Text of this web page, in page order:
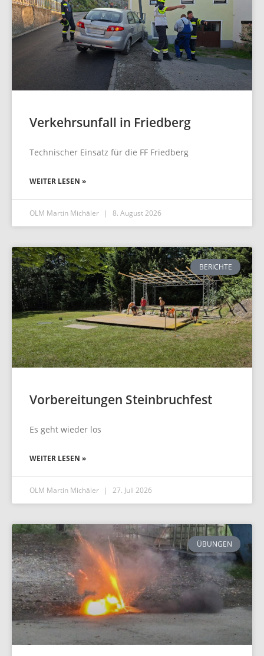
Verkehrsunfall in Friedberg
Technischer Einsatz für die FF Friedberg
WEITER LESEN »
OLM Martin Michäler 8. August 2026
BERICHTE
Vorbereitungen Steinbruchfest
Es geht wieder los
WEITER LESEN »
OLM Martin Michäler 27. Juli 2026
ÜBUNGEN